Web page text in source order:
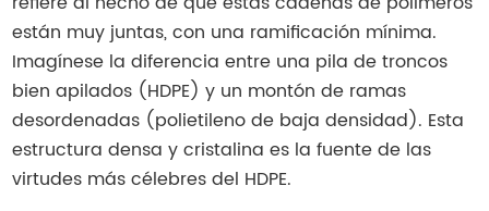
están muy juntas, con una ramificación mínima.
Imagínese la diferencia entre una pila de troncos
bien apilados (HDPE) y un montón de ramas
desordenadas (polietileno de baja densidad). Esta
estructura densa y cristalina es la fuente de las
virtudes más célebres del HDPE.